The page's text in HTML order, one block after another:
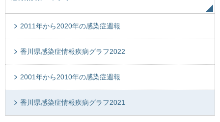
2011年から2020年の感染症週報
香川県感染症情報疾病グラフ2022
2001年から2010年の感染症週報
香川県感染症情報疾病グラフ2021